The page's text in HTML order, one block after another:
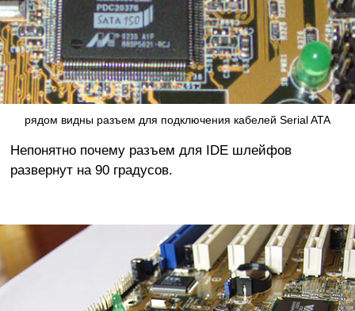
рядом видны разъем для подключения кабелей Serial ATA
Непонятно почему разъем для IDE шлейфов
развернут на 90 градусов.